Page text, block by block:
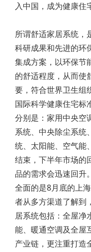
入中国，成为健康住
所谓舒适家居系统，
科研成果和先进的环
集成方案，以环保节
的舒适程度，从而使
要，符合世界卫生组
国际科学健康住宅标
分别是：家用中央空
系统、中央除尘系统
统、太阳能、空气能
结束，下半年市场的
品的需求会迅速回升
全面的是8月底的上
者从多方渠道了解到
居系统包括：全屋净
能、暖通空调及全屋
产业链，更注重打造